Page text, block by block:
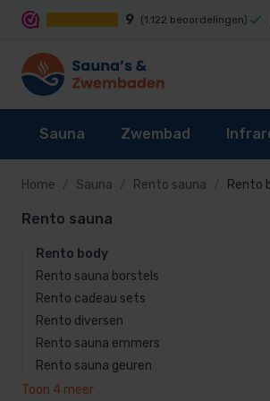
9 (1.122 beoordelingen)
Sauna
Sauna's
Sauna kachel
Sauna besturing
Accessoires
Onderdelen
Zwembad
Zwembad reiniging
Zwembaden
Zwembad bekleding
Waterbehandeling
Zwembad verwarming
Infrarood sauna cabines
Infrarood sauna lampen kopen?
Onderdelen
Stoomgenerator
Stoomcabine onderdelen
Stoomgeuren
Home Sauna Rento sauna Rento
Rento sauna
Rento body
Rento sauna borstels
Rento cadeau sets
Rento diversen
Rento sauna emmers
Rento sauna geuren
Toon 4 meer